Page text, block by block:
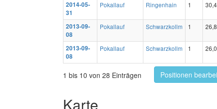
2014-05-
31
Pokallauf Ringenhain 1
2013-09-
08
Pokallauf Schwarzkollm 1
2013-09-
08
Pokallauf Schwarzkollm 1
1 bis 10 von 28 Einträgen Positionen
Karte